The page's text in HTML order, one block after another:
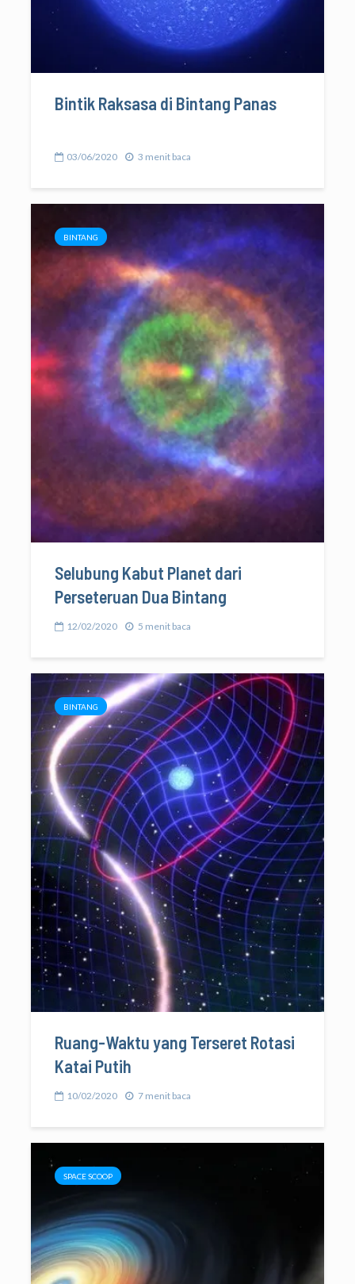
Bintik Raksasa di Bintang Panas
03/06/2020 3 menit baca
BINTANG
Selubung Kabut Planet dari
Perseteruan Dua Bintang
12/02/2020 5 menit baca
BINTANG
Ruang-Waktu yang Terseret Rotasi
Katai Putih
10/02/2020 7 menit baca
SPACE SCOOP